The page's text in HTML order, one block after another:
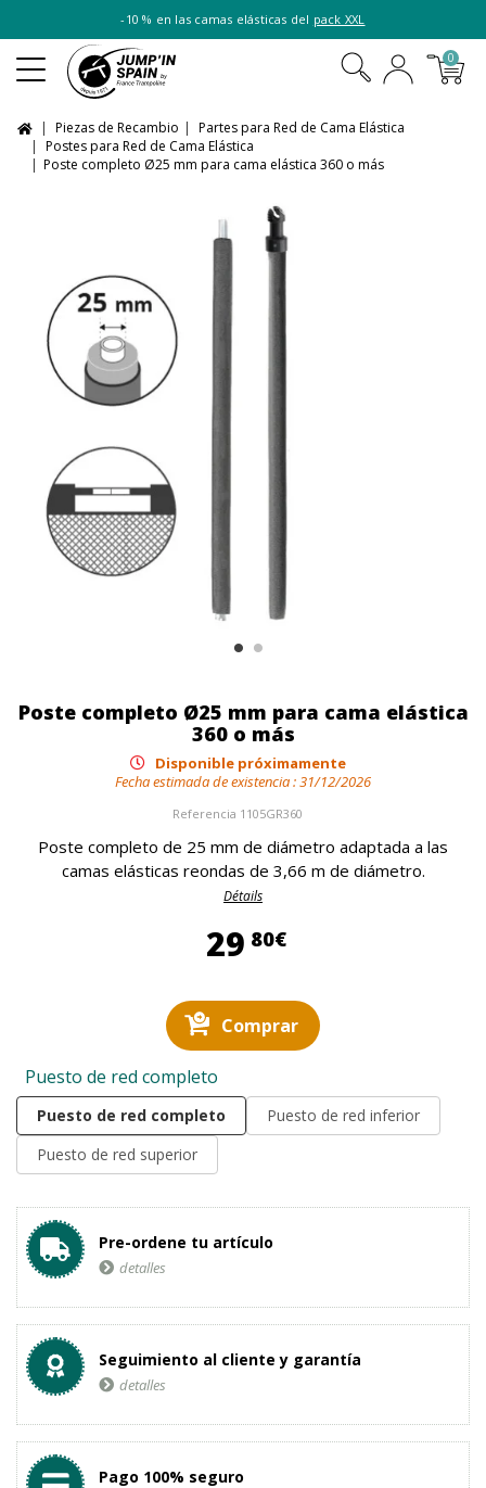
-10 % en las camas elásticas del pack XXL
0
Piezas de Recambio
Partes para Red de Cama Elástica
Postes para Red de Cama Elástica
Poste completo Ø25 mm para cama elástica 360 o más
Poste completo Ø25 mm para cama elástica
360 o más
Disponible próximamente
Fecha estimada de existencia :31/12/2026
Referencia 1105GR360
Poste completo de 25 mm de diámetro adaptada a las
camas elásticas reondas de 3,66 m de diámetro.
Détails
29 80€29,80 €
Comprar
Puesto de red completo
Puesto de red completo
Puesto de red inferior
Puesto de red superior
Pre-ordene tu artículo
detalles
Seguimiento al cliente y garantía
detalles
Pago 100% seguro